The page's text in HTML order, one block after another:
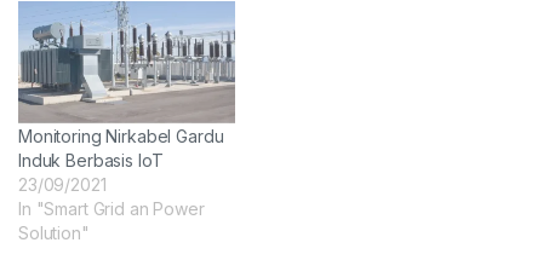
Monitoring Nirkabel Gardu
Induk Berbasis IoT
23/09/2021
In "Smart Grid an Power
Solution"